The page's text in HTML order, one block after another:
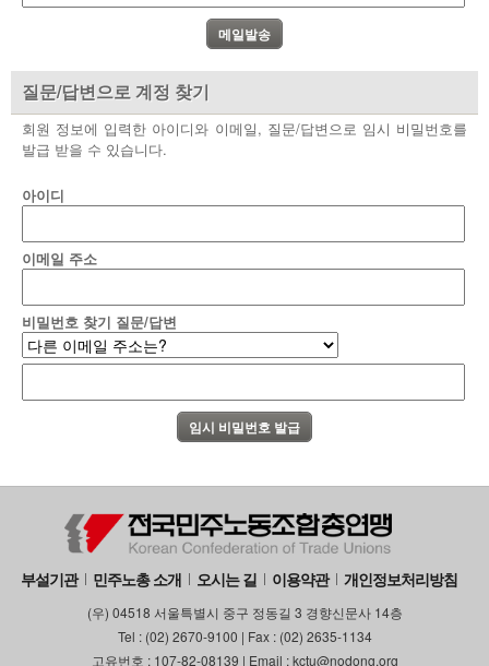
질문/답변으로 계정 찾기
회원 정보에 입력한 아이디와 이메일, 질문/답변으로 임시 비밀번호를
발급 받을 수 있습니다.
아이디
이메일 주소
비밀번호 찾기 질문/답변
부설기관 민주노총 소개 오시는 길 이용약관 개인정보처리방침
(우) 04518 서울특별시 중구 정동길 3 경향신문사 14층
Tel : (02) 2670-9100 | Fax : (02) 2635-1134
고유번호 : 107-82-08139 | Email : kctu@nodong.org
- 찾아보기
- 전국 노동상담소 안내
자료
부설기관
업무